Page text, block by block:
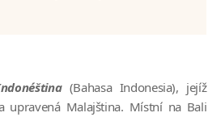
(Bahasa Indonesia), jejíž
upravená Malajština. Místní na Bali